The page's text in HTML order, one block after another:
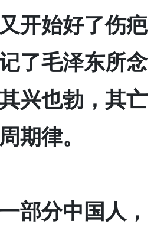
开始好了伤疤
了毛泽东所念
兴也勃，其亡
期律。
部分中国人，